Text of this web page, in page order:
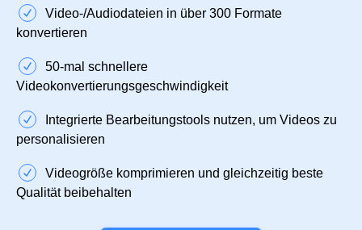
Video‑/Audiodateien in über 300 Formate
konvertieren
50‑mal schnellere
Videokonvertierungsgeschwindigkeit
Integrierte Bearbeitungstools nutzen, um Videos zu
personalisieren
Videogröße komprimieren und gleichzeitig beste
Qualität beibehalten